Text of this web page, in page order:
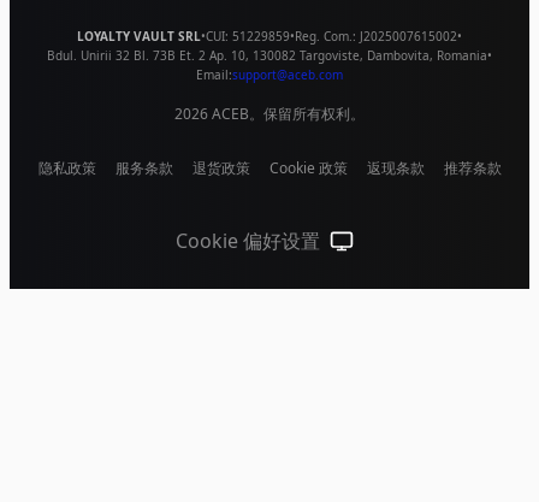
LOYALTY VAULT SRL•CUI: 51229859•Reg. Com.: J2025007615002•
Bdul. Unirii 32 Bl. 73B Et. 2 Ap. 10, 130082 Targoviste, Dambovita, Romania•
Email:support@aceb.com
2026ACEB。保留所有权利。
隐私政策 服务条款 退货政策 Cookie 政策 返现条款 推荐条款
Cookie 偏好设置 跟随系统（点击切换到浅色